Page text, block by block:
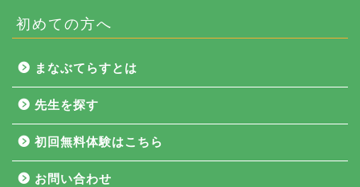
初めての方へ
まなぶてらすとは
先生を探す
初回無料体験はこちら
お問い合わせ